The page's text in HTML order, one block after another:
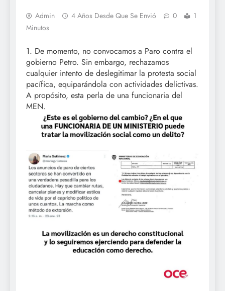
Admin 4 Años Desde Que Se Envió 0
1
Minutos
1. De momento, no convocamos a Paro contra el
gobierno Petro. Sin embargo, rechazamos
cualquier intento de deslegitimar la protesta social
pacífica, equiparándola con actividades delictivas.
A propósito, esta perla de una funcionaria del
MEN.